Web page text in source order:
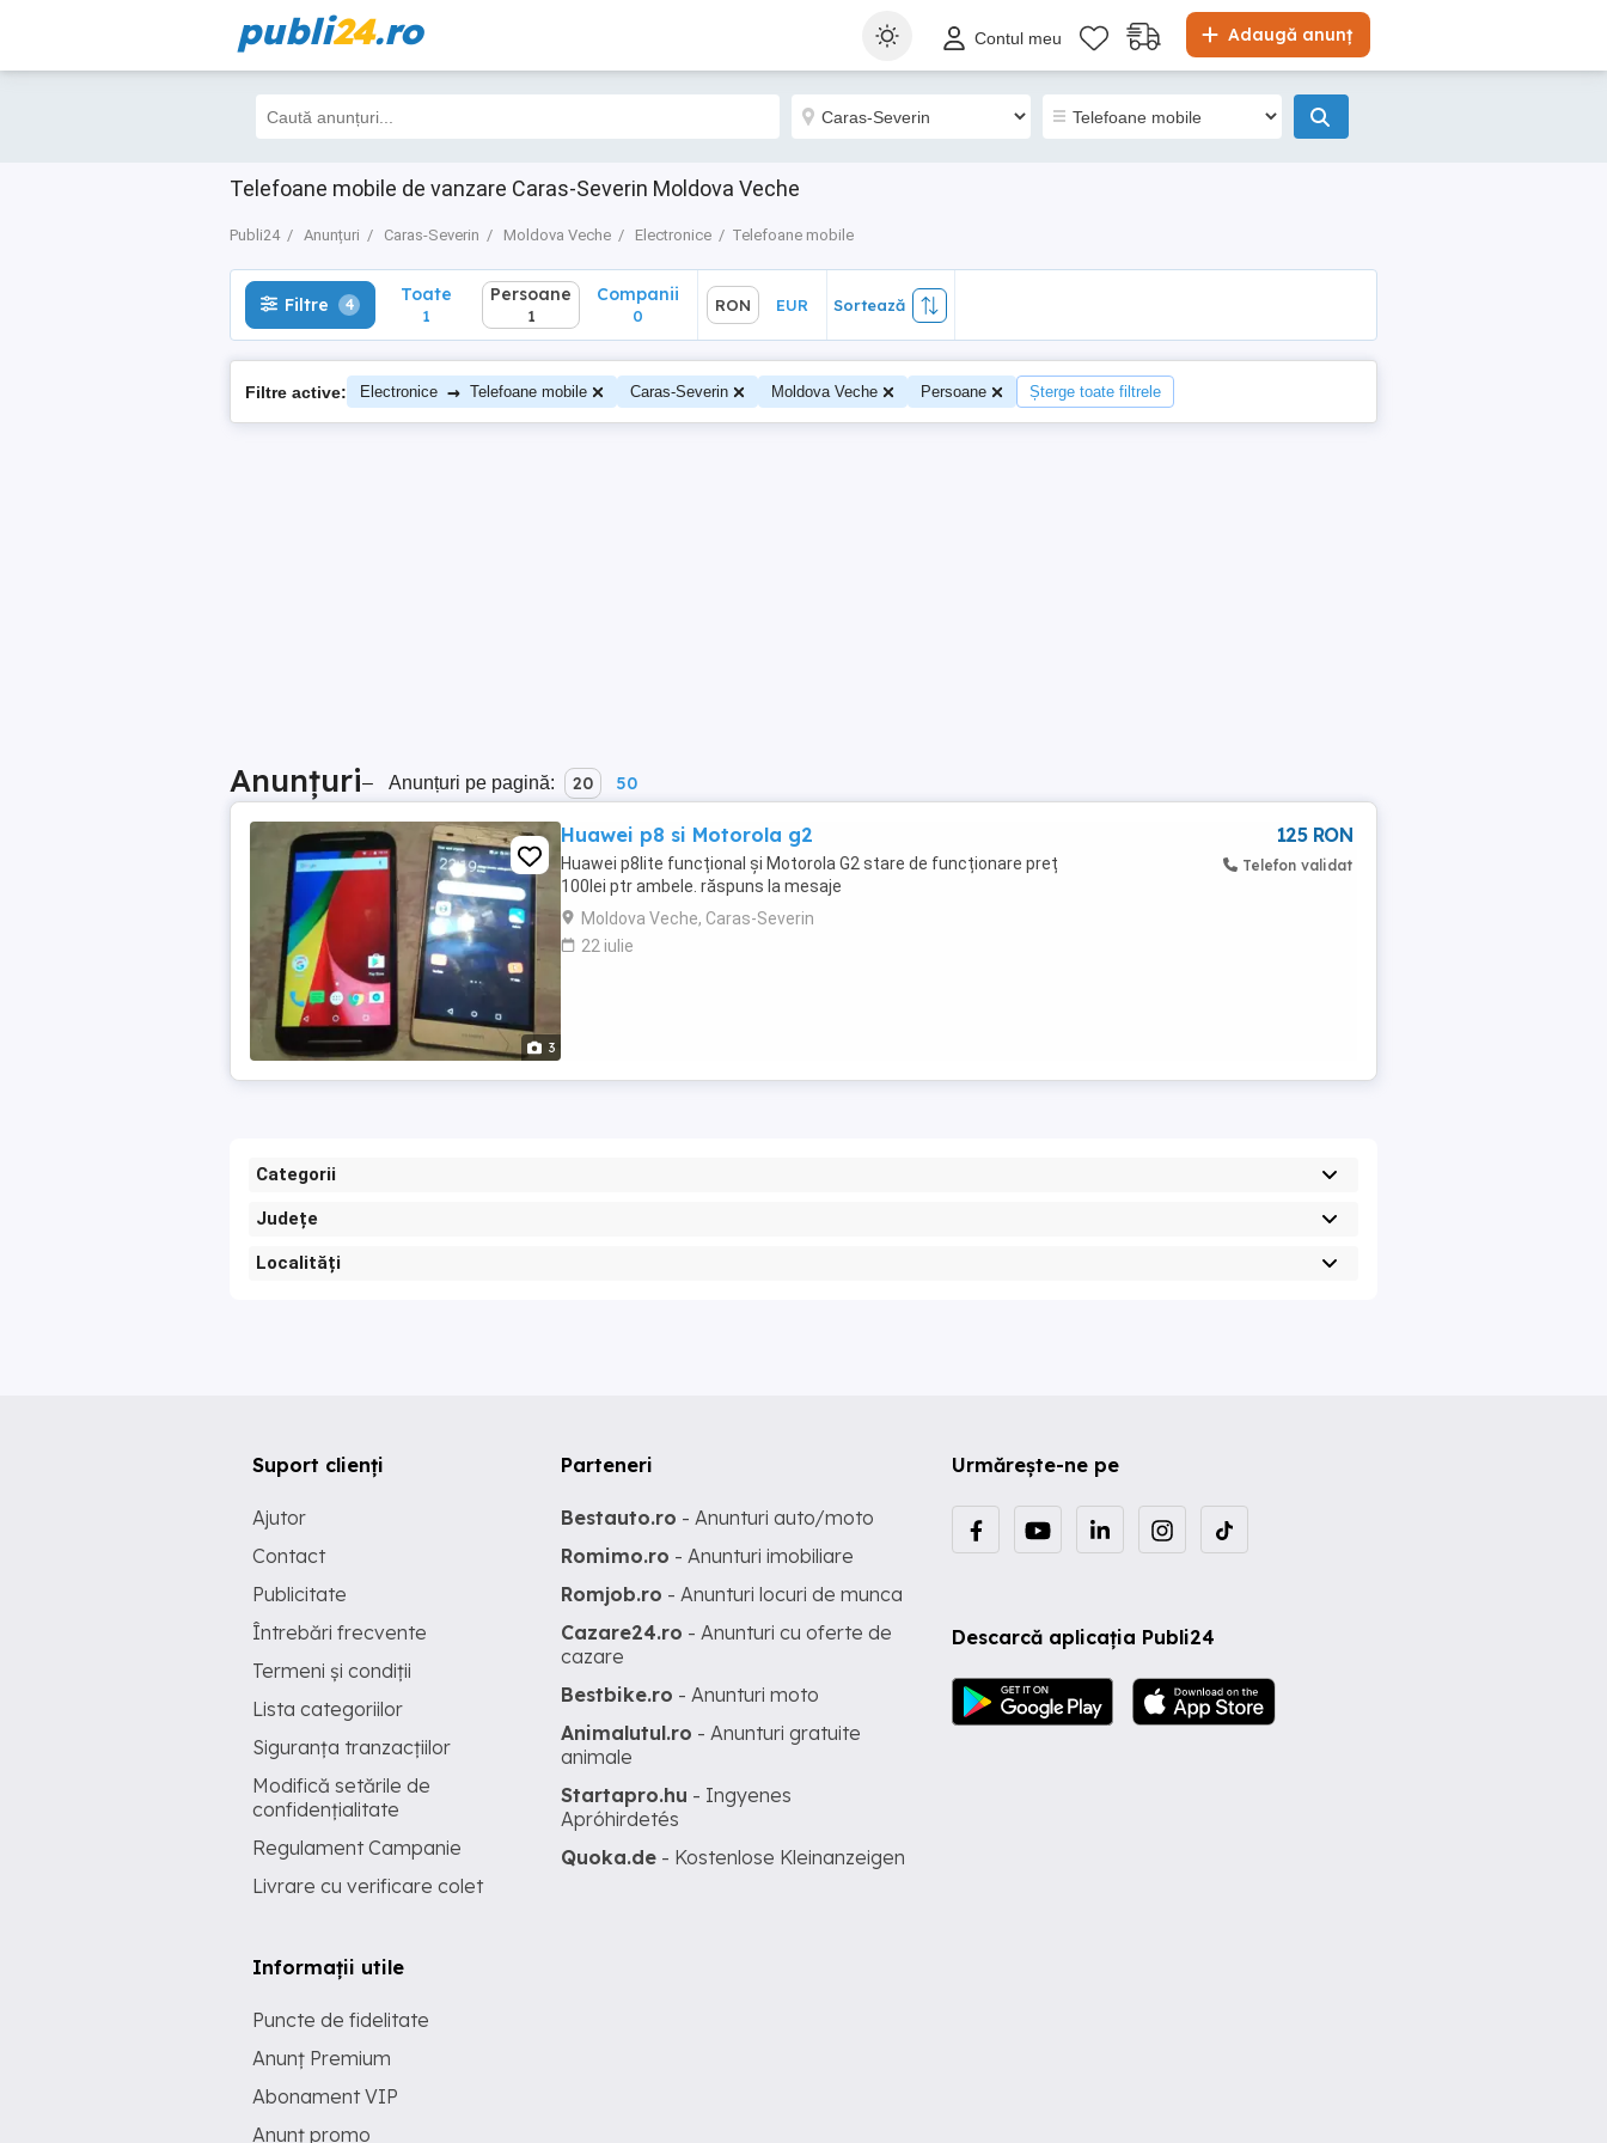
publi24.ro Adaugă anunț
Contul meu
Telefoane mobile de vanzare Caras-Severin Moldova Veche
Publi24 Anunțuri Caras-Severin Moldova Veche Electronice Telefoane mobile
Filtre 4 Toate
1
Sortează
Filtre 4 Toate
1
Persoane
1
Companii
0
RON EUR Sortează
Filtre active: Electronice → Telefoane mobile Caras-Severin Moldova Veche Persoane Șterge toate filtrele
Anunțuri– Anunțuri pe pagină: 20 50
3
Huawei p8 si Motorola g2
Huawei p8lite funcțional și Motorola G2 stare de funcționare preț
100lei ptr ambele. răspuns la mesaje
Moldova Veche, Caras-Severin
22 iulie
125 RON
Telefon validat
Categorii
Județe
Localități
Urmărește-ne pe
Descarcă aplicația Publi24
Suport clienți
Ajutor
Contact
Publicitate
Întrebări frecvente
Termeni și condiții
Lista categoriilor
Siguranța tranzacțiilor
Modifică setările de
confidențialitate
Regulament Campanie
Livrare cu verificare colet
Informații utile
Puncte de fidelitate
Anunț Premium
Abonament VIP
Anunț promo
Parteneri
Bestauto.ro - Anunturi auto/moto
Romimo.ro - Anunturi imobiliare
Romjob.ro - Anunturi locuri de munca
Cazare24.ro - Anunturi cu oferte de
cazare
Bestbike.ro - Anunturi moto
Animalutul.ro - Anunturi gratuite
animale
Startapro.hu - Ingyenes
Apróhirdetés
Quoka.de - Kostenlose Kleinanzeigen